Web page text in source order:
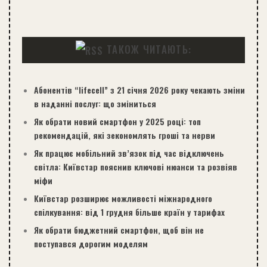
ТАКОЖ ЧИТАЮТЬ:
Абонентів “lifecell” з 21 січня 2026 року чекають зміни
в наданні послуг: що зміниться
Як обрати новий смартфон у 2025 році: топ
рекомендацій, які зекономлять гроші та нерви
Як працює мобільний зв’язок під час відключень
світла: Київстар пояснив ключові нюанси та розвіяв
міфи
Київстар розширює можливості міжнародного
спілкування: від 1 грудня більше країн у тарифах
Як обрати бюджетний смартфон, щоб він не
поступався дорогим моделям